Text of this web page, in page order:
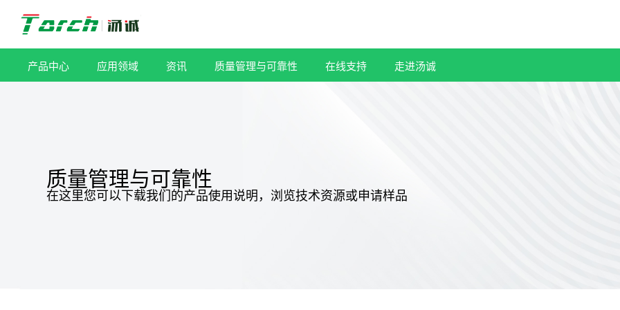
跳
过
内
产品中心 应用领域 资讯 质量管理与可靠性 在线支持 走进汤诚
质量管理与可靠性
在这里您可以下载我们的产品使用说明，浏览技术资源或申请样品